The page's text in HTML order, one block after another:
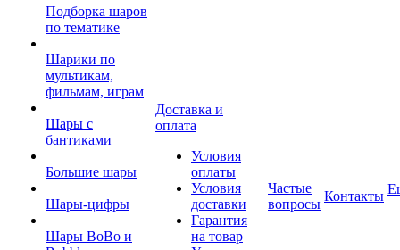
Подборка шаров
по тематике
Шарики по
мультикам,
фильмам, играм
Шары с
бантиками
Большие шары
Шары-цифры
Шары BoBo и
Доставка и
оплата
Условия
оплаты
Условия
доставки
Гарантия
на товар
Частые
вопросы
Контакты